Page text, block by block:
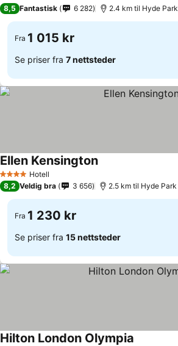
8,5 Fantastisk 6 282 2.4 km til Hyde Park
Fra 1 015 kr
Se priser fra 7 nettsteder
4 StjernerHotell
Ellen Kensington
8,2 Veldig bra 3 656 2.5 km til Hyde Park
Fra 1 230 kr
Se priser fra 15 nettsteder
Hilton London Olympia